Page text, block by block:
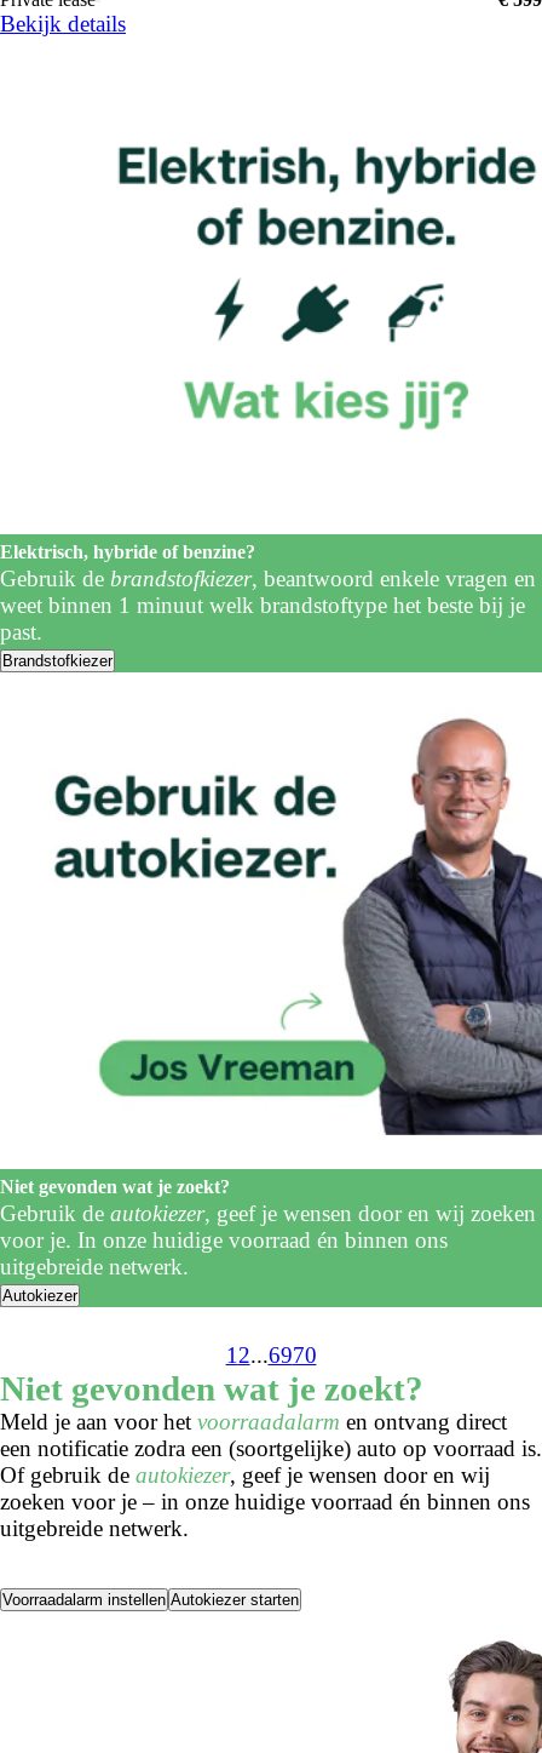
Bekijk details
Elektrisch, hybride of benzine?
Gebruik de brandstofkiezer, beantwoord enkele vragen en
weet binnen 1 minuut welk brandstoftype het beste bij je
past.
Brandstofkiezer
Niet gevonden wat je zoekt?
Gebruik de autokiezer, geef je wensen door en wij zoeken
voor je. In onze huidige voorraad én binnen ons
uitgebreide netwerk.
Autokiezer
1 2...6970
Niet gevonden wat je zoekt?
Meld je aan voor het voorraadalarm en ontvang direct
een notificatie zodra een (soortgelijke) auto op voorraad is.
Of gebruik de autokiezer, geef je wensen door en wij
zoeken voor je – in onze huidige voorraad én binnen ons
uitgebreide netwerk.
Voorraadalarm instellen Autokiezer starten